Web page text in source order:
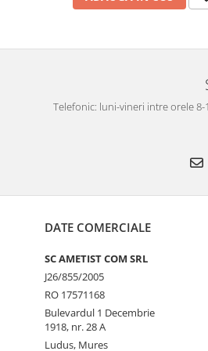
Telefonic: luni-vineri intre orele
DATE COMERCIALE
SC AMETIST COM SRL
J26/855/2005
RO 17571168
Bulevardul 1 Decembrie
1918, nr. 28 A
Ludus, Mures